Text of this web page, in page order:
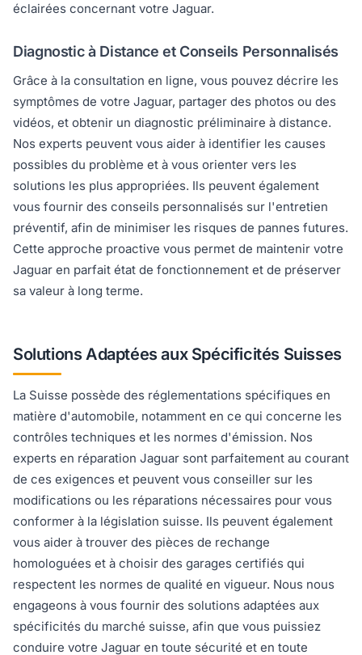
éclairées concernant votre Jaguar.
Diagnostic à Distance et Conseils Personnalisés
Grâce à la consultation en ligne, vous pouvez décrire les
symptômes de votre Jaguar, partager des photos ou des
vidéos, et obtenir un diagnostic préliminaire à distance.
Nos experts peuvent vous aider à identifier les causes
possibles du problème et à vous orienter vers les
solutions les plus appropriées. Ils peuvent également
vous fournir des conseils personnalisés sur l'entretien
préventif, afin de minimiser les risques de pannes futures.
Cette approche proactive vous permet de maintenir votre
Jaguar en parfait état de fonctionnement et de préserver
sa valeur à long terme.
Solutions Adaptées aux Spécificités Suisses
La Suisse possède des réglementations spécifiques en
matière d'automobile, notamment en ce qui concerne les
contrôles techniques et les normes d'émission. Nos
experts en réparation Jaguar sont parfaitement au courant
de ces exigences et peuvent vous conseiller sur les
modifications ou les réparations nécessaires pour vous
conformer à la législation suisse. Ils peuvent également
vous aider à trouver des pièces de rechange
homologuées et à choisir des garages certifiés qui
respectent les normes de qualité en vigueur. Nous nous
engageons à vous fournir des solutions adaptées aux
spécificités du marché suisse, afin que vous puissiez
conduire votre Jaguar en toute sécurité et en toute